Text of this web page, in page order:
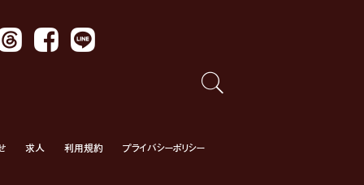
Facebook LINE
求人 利用規約 プライバシーポリシー